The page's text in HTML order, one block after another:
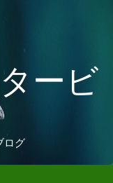
ービ
ログ